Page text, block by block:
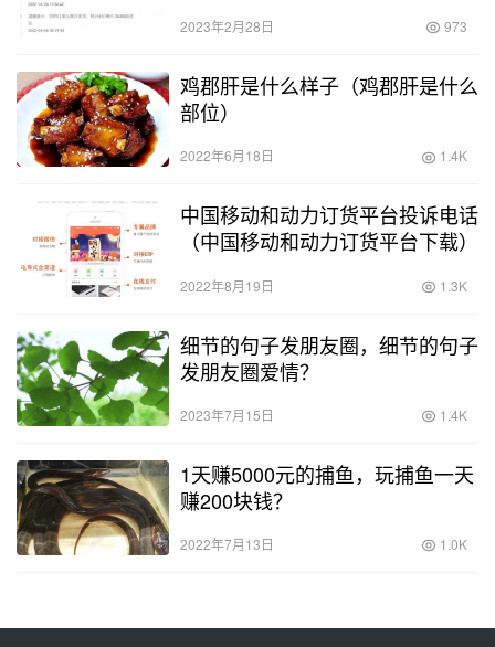
2023年2月28日 973
鸡郡肝是什么样子（鸡郡肝是什么
部位）
2022年6月18日 1.4K
中国移动和动力订货平台投诉电话
（中国移动和动力订货平台下载）
2022年8月19日 1.3K
细节的句子发朋友圈，细节的句子
发朋友圈爱情？
2023年7月15日 1.4K
1天赚5000元的捕鱼，玩捕鱼一天
赚200块钱？
2022年7月13日 1.0K